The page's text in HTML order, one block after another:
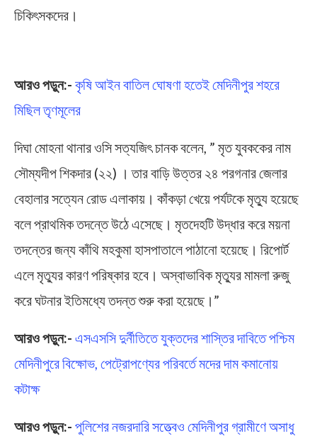
চিকিৎসকদের।
আরও পড়ুন:- কৃষি আইন বাতিল ঘোষণা হতেই মেদিনীপুর শহরে
মিছিল তৃণমূলের
দিঘা মোহনা থানার ওসি সত্যজিৎ চানক বলেন, ” মৃত যুবককের নাম
সৌম্যদীপ শিকদার (২২) । তার বাড়ি উত্তর ২৪ পরগনার জেলার
বেহালার সত্যেন রোড এলাকায়। কাঁকড়া খেয়ে পর্যটকে মৃত্যু হয়েছে
বলে প্রাথমিক তদন্তে উঠে এসেছে। মৃতদেহটি উদ্ধার করে ময়না
তদন্তের জন্য কাঁথি মহকুমা হাসপাতালে পাঠানো হয়েছে। রিপোর্ট
এলে মৃত্যুর কারণ পরিষ্কার হবে। অস্বাভাবিক মৃত্যুর মামলা রুজু
করে ঘটনার ইতিমধ্যে তদন্ত শুরু করা হয়েছে।”
আরও পড়ুন:- এসএসসি দুর্নীতিতে যুক্তদের শাস্তির দাবিতে পশ্চিম
মেদিনীপুরে বিক্ষোভ, পেট্রোপণ্যের পরিবর্তে মদের দাম কমানোয়
কটাক্ষ
আরও পড়ুন:- পুলিশের নজরদারি সত্ত্বেও মেদিনীপুর গ্রামীণে অসাধু